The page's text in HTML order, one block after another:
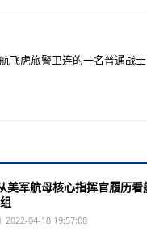
飞虎旅警卫连的一名普通战士
美军航母核心指挥官履历
2022-04-18 19:57:08